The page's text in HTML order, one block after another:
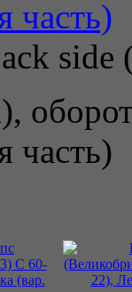
side
),
часть)